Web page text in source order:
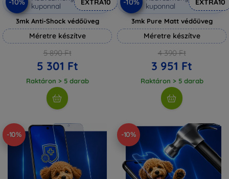
kuponnal
3mk Anti-Shock védőüveg
Méretre készítve
5 890 Ft
5 301 Ft
Raktáron > 5 darab
kuponnal
3mk Pure Matt védőüveg
Méretre készítve
4 390 Ft
3 951 Ft
Raktáron > 5 darab
-10% -10%